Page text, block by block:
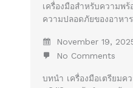
เครื่องมือสำหรับความพ
ความปลอดภัยของอาหา
November 19,
No Comments
บทนำ เครื่องมือเตรียมค